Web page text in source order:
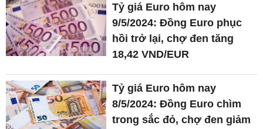
Tỷ giá Euro hôm nay
9/5/2024: Đồng Euro phục
hồi trở lại, chợ đen tăng
18,42 VND/EUR
Tỷ giá Euro hôm nay
8/5/2024: Đồng Euro chìm
trong sắc đỏ, chợ đen giảm